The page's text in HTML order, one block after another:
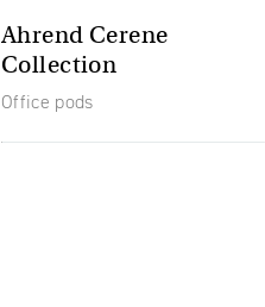
Ahrend Cerene
Collection
Office pods